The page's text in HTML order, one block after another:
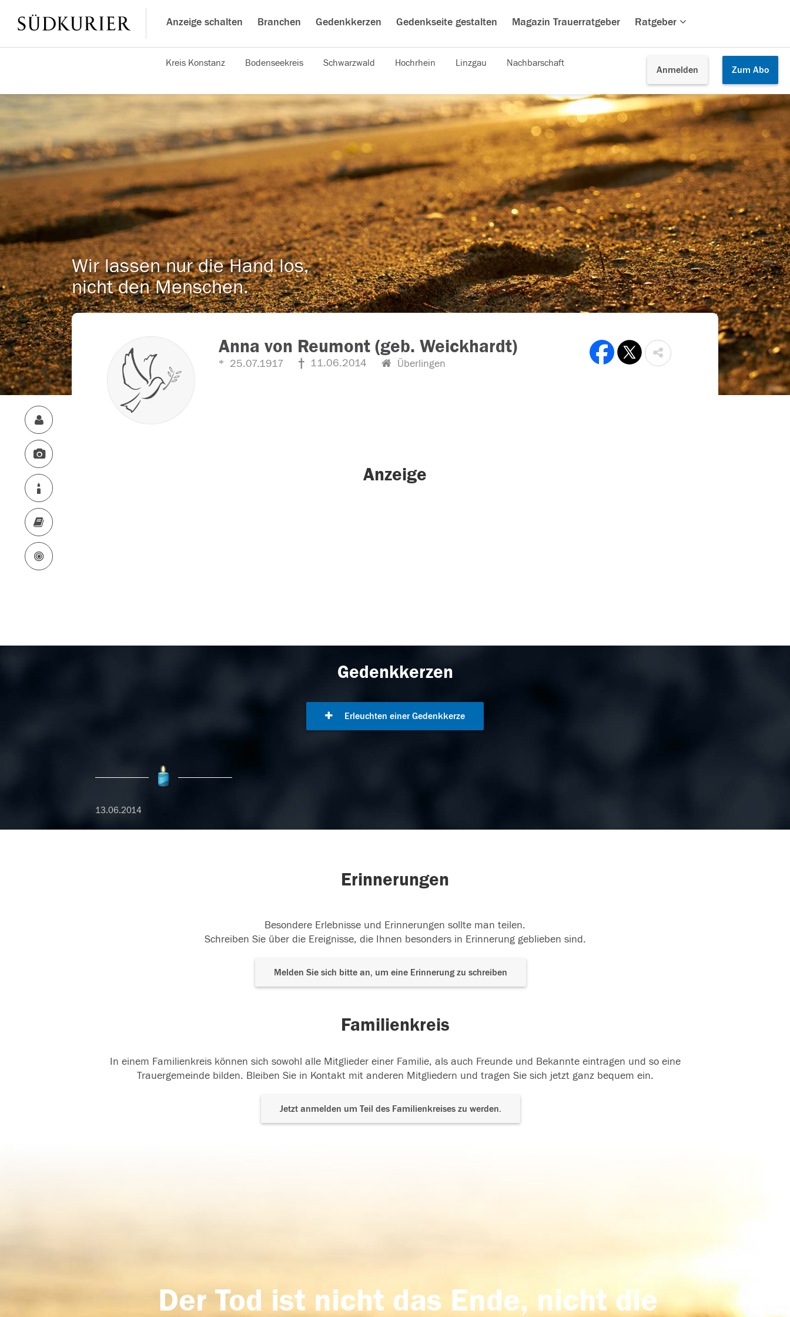
Anzeige schalten Branchen Gedenkkerzen Gedenkseite gestalten Magazin Trauerratgeber Ratgeber
Anmelden Zum Abo
Kreis Konstanz Bodenseekreis Schwarzwald Hochrhein Linzgau Nachbarschaft
Wir lassen nur die Hand los,
nicht den Menschen.
Anna von Reumont (geb. Weickhardt)
25.07.1917 11.06.2014 Überlingen
Anzeige
Gedenkkerzen
Erleuchten einer Gedenkkerze
13.06.2014
Erinnerungen
Besondere Erlebnisse und Erinnerungen sollte man teilen.
Schreiben Sie über die Ereignisse, die Ihnen besonders in Erinnerung geblieben sind.
Melden Sie sich bitte an, um eine Erinnerung zu schreiben
Familienkreis
In einem Familienkreis können sich sowohl alle Mitglieder einer Familie, als auch Freunde und Bekannte eintragen und so eine
Trauergemeinde bilden. Bleiben Sie in Kontakt mit anderen Mitgliedern und tragen Sie sich jetzt ganz bequem ein.
Jetzt anmelden um Teil des Familienkreises zu werden.
Der Tod ist nicht das Ende, nicht die